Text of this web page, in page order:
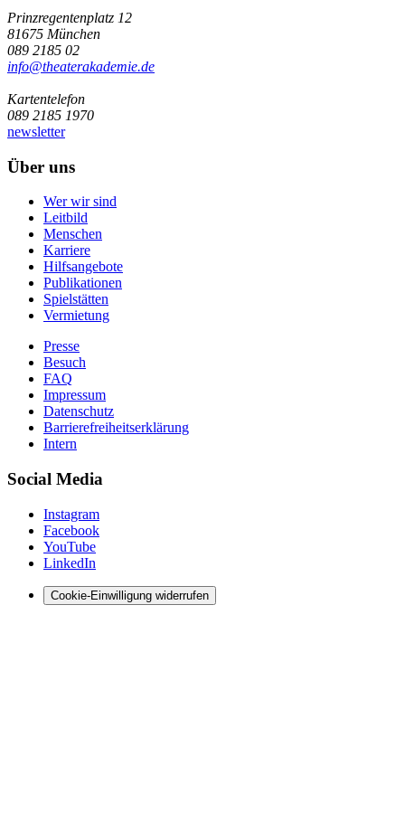
Prinzregentenplatz 12
81675 München
089 2185 02
info@­theaterakademie.de
Kartentelefon
089 2185 1970
newsletter
Über uns
Wer wir sind
Leitbild
Menschen
Karriere
Hilfsangebote
Publikationen
Spielstätten
Vermietung
Presse
Besuch
FAQ
Impressum
Datenschutz
Barrierefreiheitserklärung
Intern
Social Media
Instagram
Facebook
YouTube
LinkedIn
Cookie-Einwilligung widerrufen